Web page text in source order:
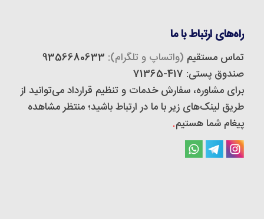
راه‌های ارتباط با ما
تماس مستقیم (واتساپ و تلگرام):
صندوق پستی: 417-71365
برای مشاوره، سفارش خدمات و تنظیم قرارداد می‌توانید از
طریق لینک‌های زیر با ما در ارتباط باشید؛ منتظر مشاهده
پیغام شما هستیم.